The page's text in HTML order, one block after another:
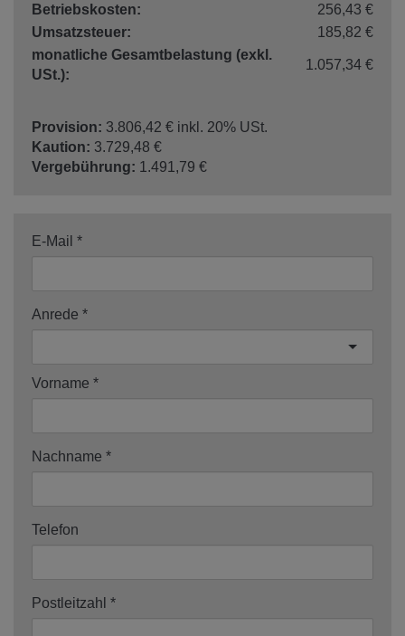
Betriebskosten:
256,43 €
Umsatzsteuer:
185,82 €
monatliche Gesamtbelastung (exkl.
USt.):
1.057,34 €
Provision: 3.806,42 € inkl. 20% USt.
Kaution: 3.729,48 €
Vergebührung: 1.491,79 €
E-Mail
Anrede
Vorname
Nachname
Telefon
Postleitzahl